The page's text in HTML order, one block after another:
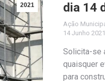
2021
dia 14
Ação
14 Junho 2021
Solicita-se
quaisquer
para